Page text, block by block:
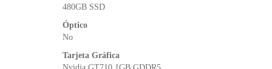
480GB SSD
Óptico
No
Tarjeta Gráfica